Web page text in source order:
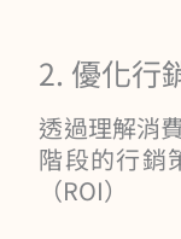
2. 優化行
透過理解消
階段的行銷
（ROI）